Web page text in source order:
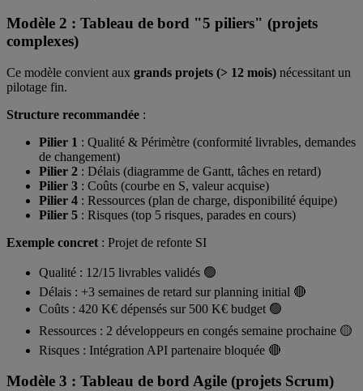
Modèle 2 : Tableau de bord "5 piliers" (projets
complexes)
Ce modèle convient aux grands projets (> 12 mois) nécessitant un
pilotage fin.
Structure recommandée :
Pilier 1 : Qualité & Périmètre (conformité livrables, demandes
de changement)
Pilier 2 : Délais (diagramme de Gantt, tâches en retard)
Pilier 3 : Coûts (courbe en S, valeur acquise)
Pilier 4 : Ressources (plan de charge, disponibilité équipe)
Pilier 5 : Risques (top 5 risques, parades en cours)
Exemple concret : Projet de refonte SI
Qualité : 12/15 livrables validés 🟢
Délais : +3 semaines de retard sur planning initial 🔴
Coûts : 420 K€ dépensés sur 500 K€ budget 🟢
Ressources : 2 développeurs en congés semaine prochaine 🟡
Risques : Intégration API partenaire bloquée 🔴
Modèle 3 : Tableau de bord Agile (projets Scrum)